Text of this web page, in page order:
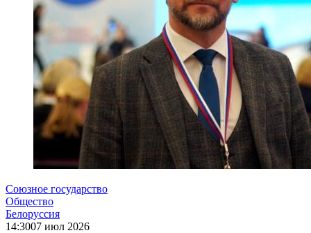
Союзное государство
Общество
Белоруссия
14:3007 июл 2026